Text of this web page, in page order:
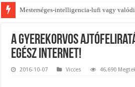
Mesterséges-intelligencia-lufi vagy
Az övtáskák továbbra is trendik – nézd
A gyerekorvos
egész internet!
2016-10-07 Vicces 46,690